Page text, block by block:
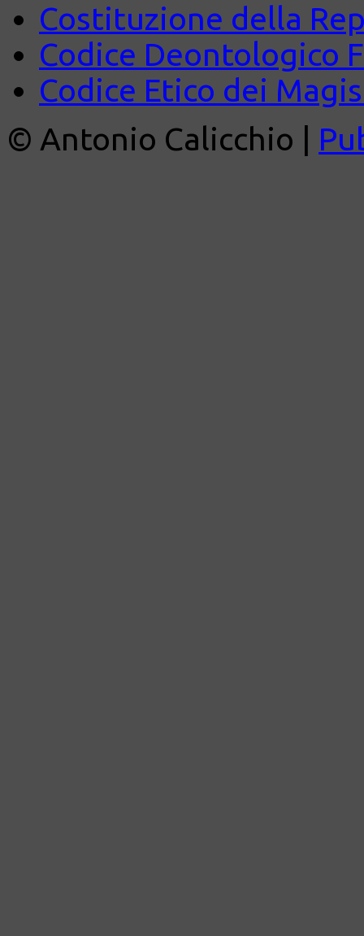
Costituzione della
Codice Deontologico
Codice Etico dei
© Antonio Calicchio |